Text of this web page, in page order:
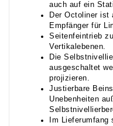
auch auf ein
Der Octoliner ist
Empfänger für
Seitenfeintrieb
Vertikalebenen.
Die
ausgeschaltet
projizieren.
Justierbare
Unebenheiten
Im